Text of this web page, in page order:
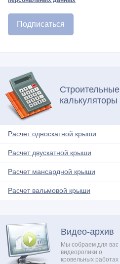
Мансарда и чердак (22)
Металлопрофиль (2)
Мягкая кровля (26)
Натуральная кровля (4)
Нестандартные решения (14)
Обрешетка (4)
Обустройство балкона (4)
Односкатная крыша (16)
Ондулин (7)
Профнастил (18)
Ремонтные работы (21)
Системы обогрева (3)
Строительные
калькуляторы
Расчет односкатной крыши
Расчет двускатной крыши
Расчет мансардной крыши
Расчет вальмовой крыши
Видео-архив
Мы собраем для вас
видеоролики о
кровельных работах